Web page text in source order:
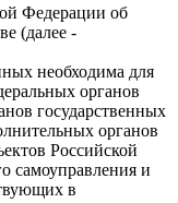
Федерации об
(далее -
необходима для
органов
государственных
органов
Российской
самоуправления и
в